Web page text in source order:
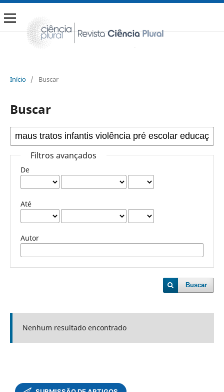
Início / Buscar
Buscar
Filtros avançados
De
Até
Autor
Buscar
Nenhum resultado encontrado